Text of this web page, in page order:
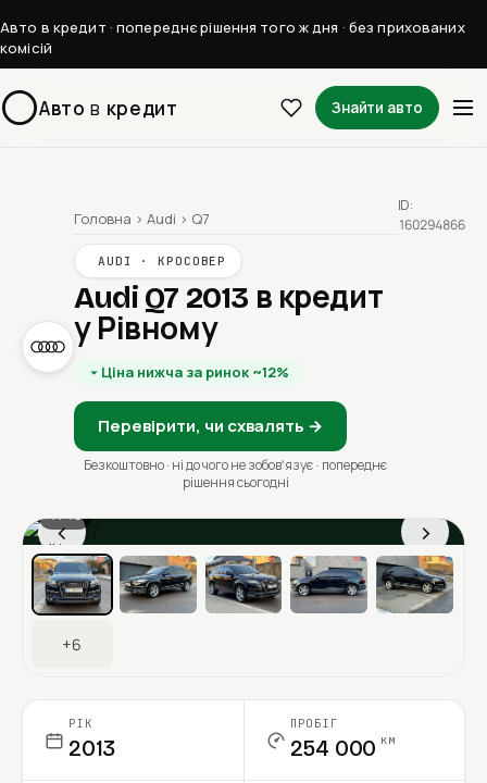
Авто в кредит · попереднє рішення того ж дня · без прихованих
комісій
Авто в кредит Знайти авто
Головна › Audi › Q7
AUDI · КРОСОВЕР
Audi Q7 2013 в кредит
у Рівному
Ціна нижча за ринок ~12%
Перевірити, чи схвалять →
Безкоштовно · ні до чого не зобовʼязує · попереднє
рішення сьогодні
ID:
160294866
‹ ›
1 / 13
Ціна в місяць
+6
РІК
2013
ПРОБІГ
254 000 км